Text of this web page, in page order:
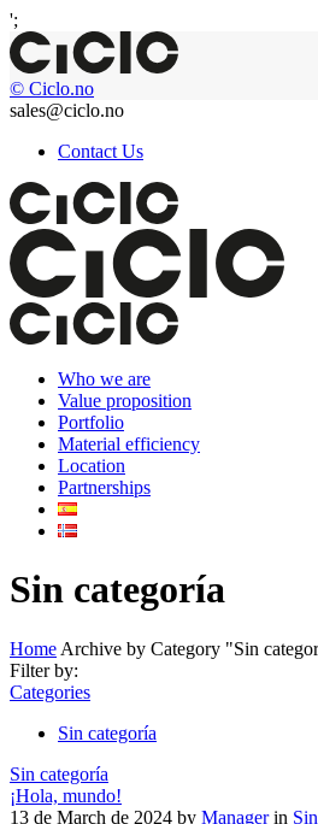
';
© Ciclo.no
sales@ciclo.no
Contact Us
Who we are
Value proposition
Portfolio
Material efficiency
Location
Partnerships
Sin categoría
Home Archive by Category "Sin
Filter by:
Categories
Sin categoría
Sin categoría
¡Hola, mundo!
13 de March de 2024 by Managerin